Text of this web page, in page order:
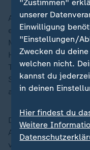
Auch dieUSAhatten
erhöhtenGefahr
Meer gewarnt.
Huthis drohten
Tonnen) Öl ins Rote
Sprecher des US-
am Samstag.
Die Huthi-Miliz
Attacken gegen
vom
"Zustimmen"
unserer
Einwilligung
"Einstellungen/
Zwecken du
welchen nicht.
kannst du
in deinen
Hier findest du
Weitere